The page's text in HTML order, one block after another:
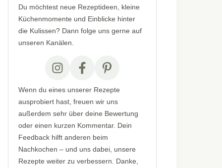
Du möchtest neue Rezeptideen, kleine
Küchenmomente und Einblicke hinter
die Kulissen? Dann folge uns gerne auf
unseren Kanälen.
Wenn du eines unserer Rezepte
ausprobiert hast, freuen wir uns
außerdem sehr über deine Bewertung
oder einen kurzen Kommentar. Dein
Feedback hilft anderen beim
Nachkochen – und uns dabei, unsere
Rezepte weiter zu verbessern. Danke,